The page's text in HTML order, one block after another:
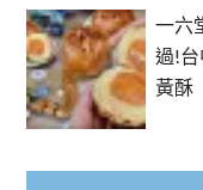
一六
過!
黃酥